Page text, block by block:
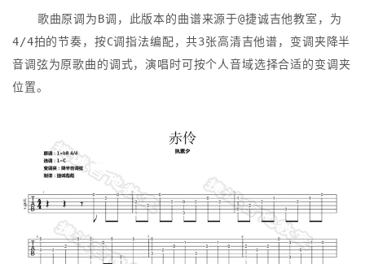
歌曲原调为B调，此版本的曲谱来源于@捷诚吉他教室，为
4/4拍的节奏，按C调指法编配，共3张高清吉他谱，变调夹降半
音调弦为原歌曲的调式，演唱时可按个人音域选择合适的变调夹
位置。